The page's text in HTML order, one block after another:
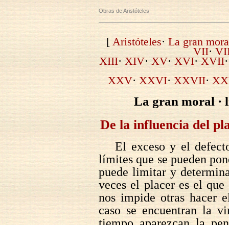
Obras de Aristóteles
[ Aristóteles· La gran
VII·
XIII· XIV· XV· XVI·XVII
XXV· XXVI·XXVII·
La gran moral ·
De la influencia del
El exceso y el
límites que se pueden
puede limitar y
veces el placer es el
nos impide otras hacer
caso se encuentran la